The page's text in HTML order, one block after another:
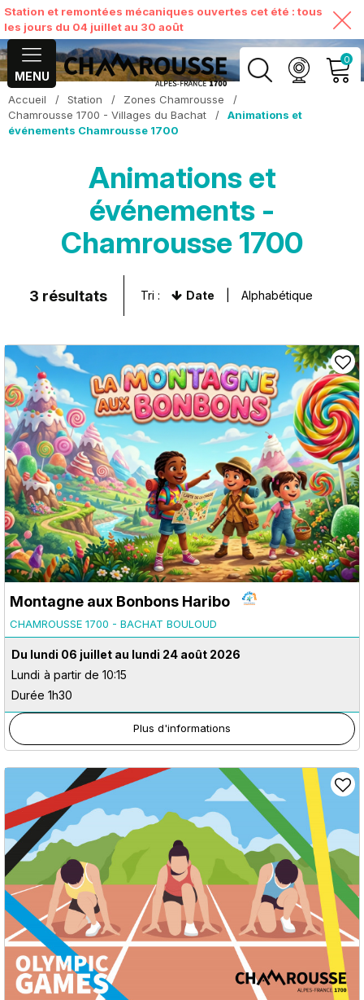
Station et remontées mécaniques ouvertes cet été : tous
les jours du 04 juillet au 30 août
MENU
0
MON COMPTE
Accueil / Station / Zones Chamrousse
/
Chamrousse 1700 - Villages du Bachat
/
Animations et
événements Chamrousse 1700
Animations et
événements -
Chamrousse 1700
3 résultats Tri : Date Alphabétique
Montagne aux Bonbons Haribo
CHAMROUSSE 1700 - BACHAT BOULOUD
Du lundi 06 juillet au lundi 24 août 2026
Lundi à partir de 10:15
Durée 1h30
Plus d'informations